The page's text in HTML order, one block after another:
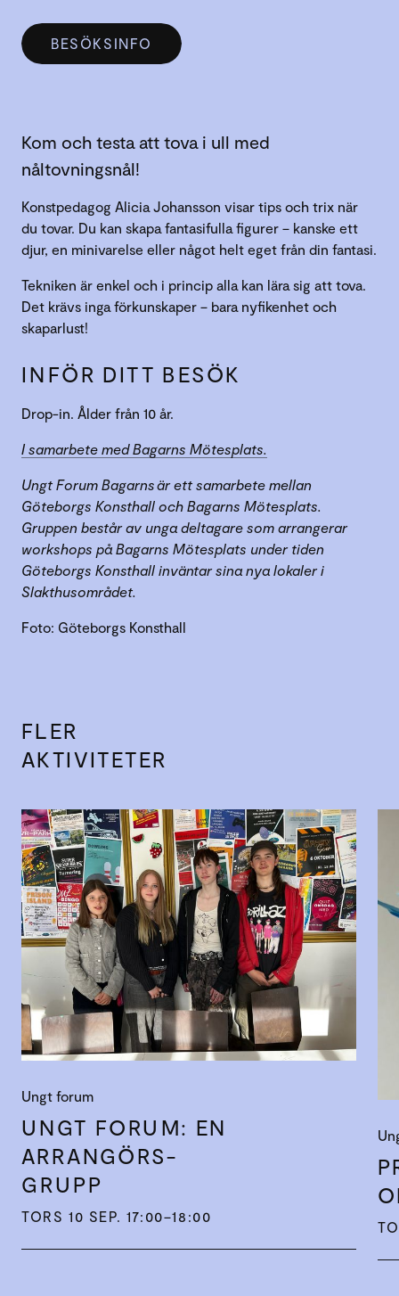
BESÖKSINFO
Kom och testa att tova i ull med
nåltovningsnål!
Konstpedagog Alicia Johansson visar tips och trix när
du tovar. Du kan skapa fantasifulla figurer – kanske ett
djur, en minivarelse eller något helt eget från din fantasi.
Tekniken är enkel och i princip alla kan lära sig att tova.
Det krävs inga förkunskaper – bara nyfikenhet och
skaparlust!
INFÖR DITT BESÖK
Drop-in. Ålder från 10 år.
I samarbete med Bagarns Mötesplats.
Ungt Forum Bagarns är ett samarbete mellan
Göteborgs Konsthall och Bagarns Mötesplats.
Gruppen består av unga deltagare som arrangerar
workshops på Bagarns Mötesplats under tiden
Göteborgs Konsthall inväntar sina nya lokaler i
Slakthusområdet.
Foto: Göteborgs Konsthall
FLER
AKTIVITETER
Ungt forum
UNGT FORUM: EN
ARRANGÖRS­
GRUPP
TORS 10 SEP. 17:00–18:00